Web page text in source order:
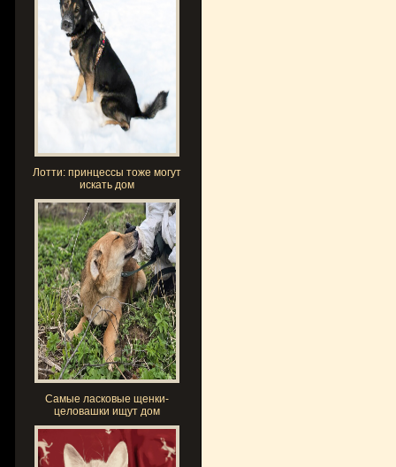
Лотти: принцессы тоже могут
искать дом
Самые ласковые щенки-
целовашки ищут дом